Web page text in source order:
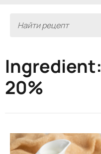
Ingredient:
20%